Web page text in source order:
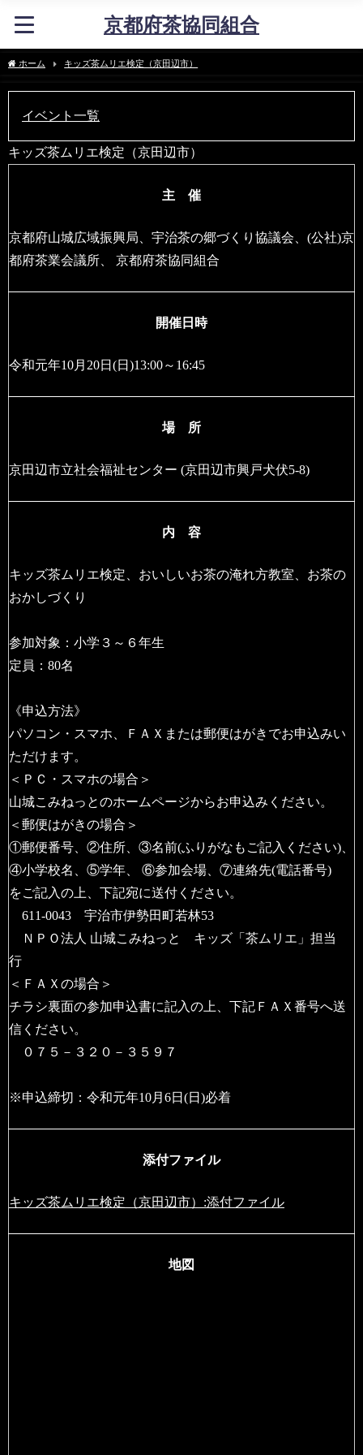
京都府茶協同組合
ホーム キッズ茶ムリエ検定（京田辺市）
イベント一覧
キッズ茶ムリエ検定（京田辺市）
主 催
京都府山城広域振興局、宇治茶の郷づくり協議会、(公社)京
都府茶業会議所、 京都府茶協同組合
開催日時
令和元年10月20日(日)13:00～16:45
場 所
京田辺市立社会福祉センター (京田辺市興戸犬伏5-8)
内 容
キッズ茶ムリエ検定、おいしいお茶の淹れ方教室、お茶の
おかしづくり
参加対象：小学３～６年生
定員：80名
《申込方法》
パソコン・スマホ、ＦＡＸまたは郵便はがきでお申込みい
ただけます。
＜ＰＣ・スマホの場合＞
山城こみねっとのホームページからお申込みください。
＜郵便はがきの場合＞
①郵便番号、②住所、③名前(ふりがなもご記入ください)、
④小学校名、⑤学年、 ⑥参加会場、⑦連絡先(電話番号)
をご記入の上、下記宛に送付ください。
611-0043 宇治市伊勢田町若林53
ＮＰＯ法人 山城こみねっと キッズ「茶ムリエ」担当
行
＜ＦＡＸの場合＞
チラシ裏面の参加申込書に記入の上、下記ＦＡＸ番号へ送
信ください。
０７５－３２０－３５９７
※申込締切：令和元年10月6日(日)必着
添付ファイル
キッズ茶ムリエ検定（京田辺市）:添付ファイル
地図